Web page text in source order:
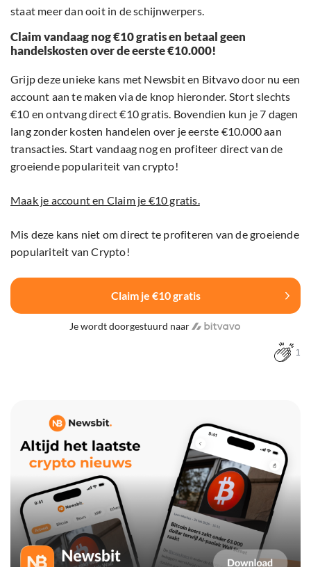
staat meer dan ooit in de schijnwerpers.
Claim vandaag nog €10 gratis en betaal geen
handelskosten over de eerste €10.000!
Grijp deze unieke kans met Newsbit en Bitvavo door nu een
account aan te maken via de knop hieronder. Stort slechts
€10 en ontvang direct €10 gratis. Bovendien kun je 7 dagen
lang zonder kosten handelen over je eerste €10.000 aan
transacties. Start vandaag nog en profiteer direct van de
groeiende populariteit van crypto!
Maak je account en Claim je €10 gratis.
Mis deze kans niet om direct te profiteren van de groeiende
populariteit van Crypto!
Claim je €10 gratis
Je wordt doorgestuurd naar
1